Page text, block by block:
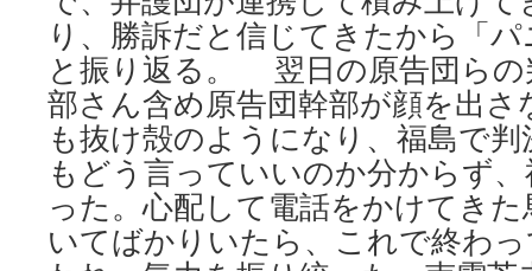
り、勝訴だと信じてきたから「
と振り返る。 翌日の原告団らの
部さん含め原告団幹部が顔を出
も抜け殻のようになり、福島で
もどう言っていいのか分からず
った。心配して電話をかけてき
いてばかりいたら、これで終わ